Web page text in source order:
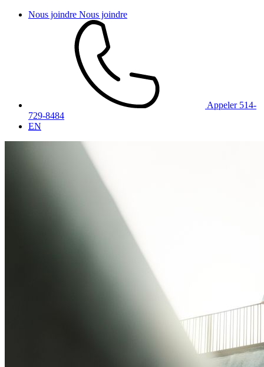
Nous joindre Nous joindre
Appeler 514-
729-8484
EN